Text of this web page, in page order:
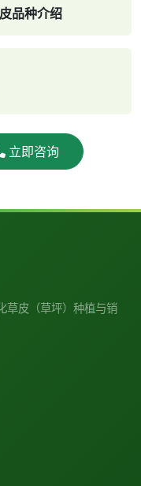
品种介绍
立即咨询
草皮（草坪）种植与销